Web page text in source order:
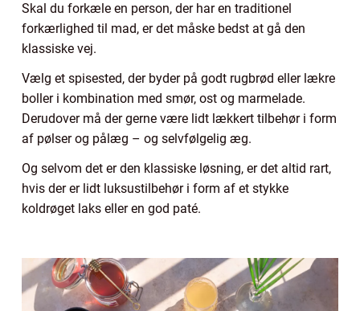
Skal du forkæle en person, der har en traditionel
forkærlighed til mad, er det måske bedst at gå den
klassiske vej.
Vælg et spisested, der byder på godt rugbrød eller lækre
boller i kombination med smør, ost og marmelade.
Derudover må der gerne være lidt lækkert tilbehør i form
af pølser og pålæg – og selvfølgelig æg.
Og selvom det er den klassiske løsning, er det altid rart,
hvis der er lidt luksustilbehør i form af et stykke
koldrøget laks eller en god paté.